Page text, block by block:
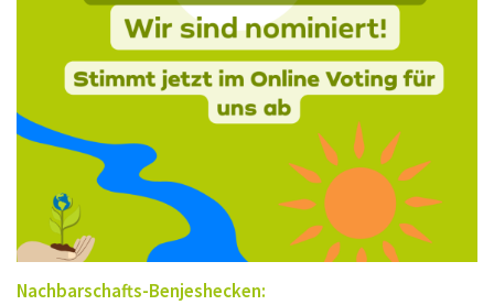
Nachbarschafts-Benjeshecken: